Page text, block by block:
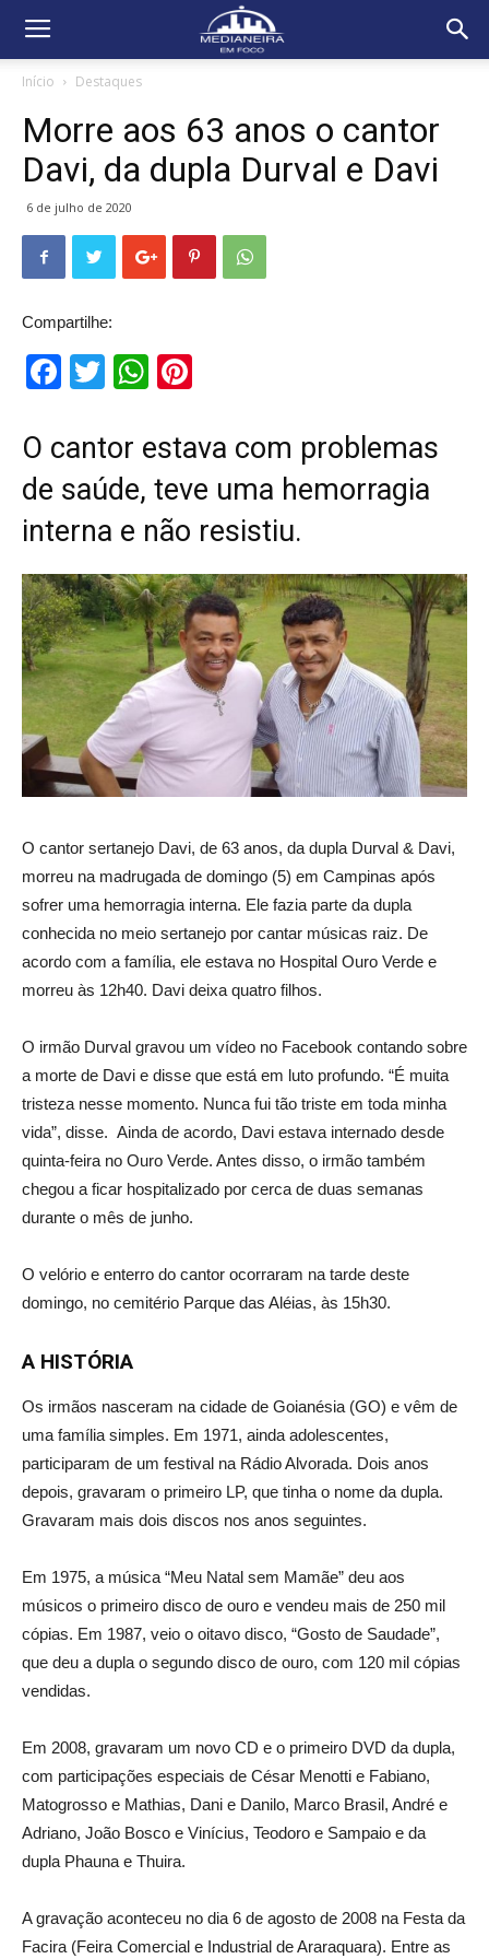
Início Destaques
Morre aos 63 anos o cantor
Davi, da dupla Durval e Davi
6 de julho de 2020
Compartilhe:
Facebook
TwitterWhatsApp
O cantor estava com problemas
de saúde, teve uma hemorragia
interna e não resistiu.
O cantor sertanejo Davi, de 63 anos, da dupla Durval & Davi,
morreu na madrugada de domingo (5) em Campinas após
sofrer uma hemorragia interna. Ele fazia parte da dupla
conhecida no meio sertanejo por cantar músicas raiz. De
acordo com a família, ele estava no Hospital Ouro Verde e
morreu às 12h40. Davi deixa quatro filhos.
O irmão Durval gravou um vídeo no Facebook contando sobre
a morte de Davi e disse que está em luto profundo. “É muita
tristeza nesse momento. Nunca fui tão triste em toda minha
vida”, disse. Ainda de acordo, Davi estava internado desde
quinta-feira no Ouro Verde. Antes disso, o irmão também
chegou a ficar hospitalizado por cerca de duas semanas
durante o mês de junho.
O velório e enterro do cantor ocorraram na tarde deste
domingo, no cemitério Parque das Aléias, às 15h30.
A HISTÓRIA
Os irmãos nasceram na cidade de Goianésia (GO) e vêm de
uma família simples. Em 1971, ainda adolescentes,
participaram de um festival na Rádio Alvorada. Dois anos
depois, gravaram o primeiro LP, que tinha o nome da dupla.
Gravaram mais dois discos nos anos seguintes.
Em 1975, a música “Meu Natal sem Mamãe” deu aos
músicos o primeiro disco de ouro e vendeu mais de 250 mil
cópias. Em 1987, veio o oitavo disco, “Gosto de Saudade”,
que deu a dupla o segundo disco de ouro, com 120 mil cópias
vendidas.
Em 2008, gravaram um novo CD e o primeiro DVD da dupla,
com participações especiais de César Menotti e Fabiano,
Matogrosso e Mathias, Dani e Danilo, Marco Brasil, André e
Adriano, João Bosco e Vinícius, Teodoro e Sampaio e da
dupla Phauna e Thuira.
A gravação aconteceu no dia 6 de agosto de 2008 na Festa da
Facira (Feira Comercial e Industrial de Araraquara). Entre as